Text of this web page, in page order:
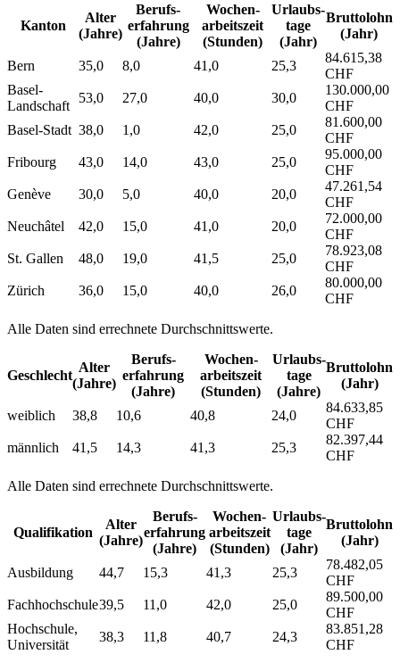
Kanton
Alter
(Jahre)
Berufs­
erfahrung
(Jahre)
Wochen­
arbeitszeit
(Stunden)
Urlaubs­
tage
(Jahr)
Bruttolohn
(Jahr)
Bern 35,0 8,0 41,0 25,3
84.615,38
CHF
Basel-
Landschaft
53,0 27,0 40,0 30,0
130.000,00
CHF
Basel-Stadt 38,0 1,0 42,0 25,0
81.600,00
CHF
Fribourg
43,0 14,0 43,0 25,0
95.000,00
CHF
Genève
30,0 5,0 40,0 20,0
47.261,54
CHF
Neuchâtel
42,0 15,0 41,0 20,0
72.000,00
CHF
St. Gallen
48,0 19,0 41,5 25,0
78.923,08
CHF
Zürich
36,0 15,0 40,0 26,0
80.000,00
CHF
Alle Daten sind errechnete Durchschnittswerte.
Geschlecht
Alter
(Jahre)
Berufs­
erfahrung
(Jahre)
Wochen­
arbeitszeit
(Stunden)
Urlaubs­
tage
(Jahre)
Bruttolohn
(Jahr)
weiblich 38,8 10,6 40,8 24,0
84.633,85
CHF
männlich
41,5 14,3 41,3 25,3
82.397,44
CHF
Alle Daten sind errechnete Durchschnittswerte.
Qualifikation
Alter
(Jahre)
Berufs­
erfahrung
(Jahre)
Wochen­
arbeitszeit
(Stunden)
Urlaubs­
tage
(Jahr)
Bruttolohn
(Jahr)
Ausbildung 44,7 15,3 41,3 25,3
78.482,05
CHF
Fachhochschule39,5 11,0 42,0 25,0
89.500,00
CHF
Hochschule,
Universität
38,3 11,8 40,7 24,3
83.851,28
CHF